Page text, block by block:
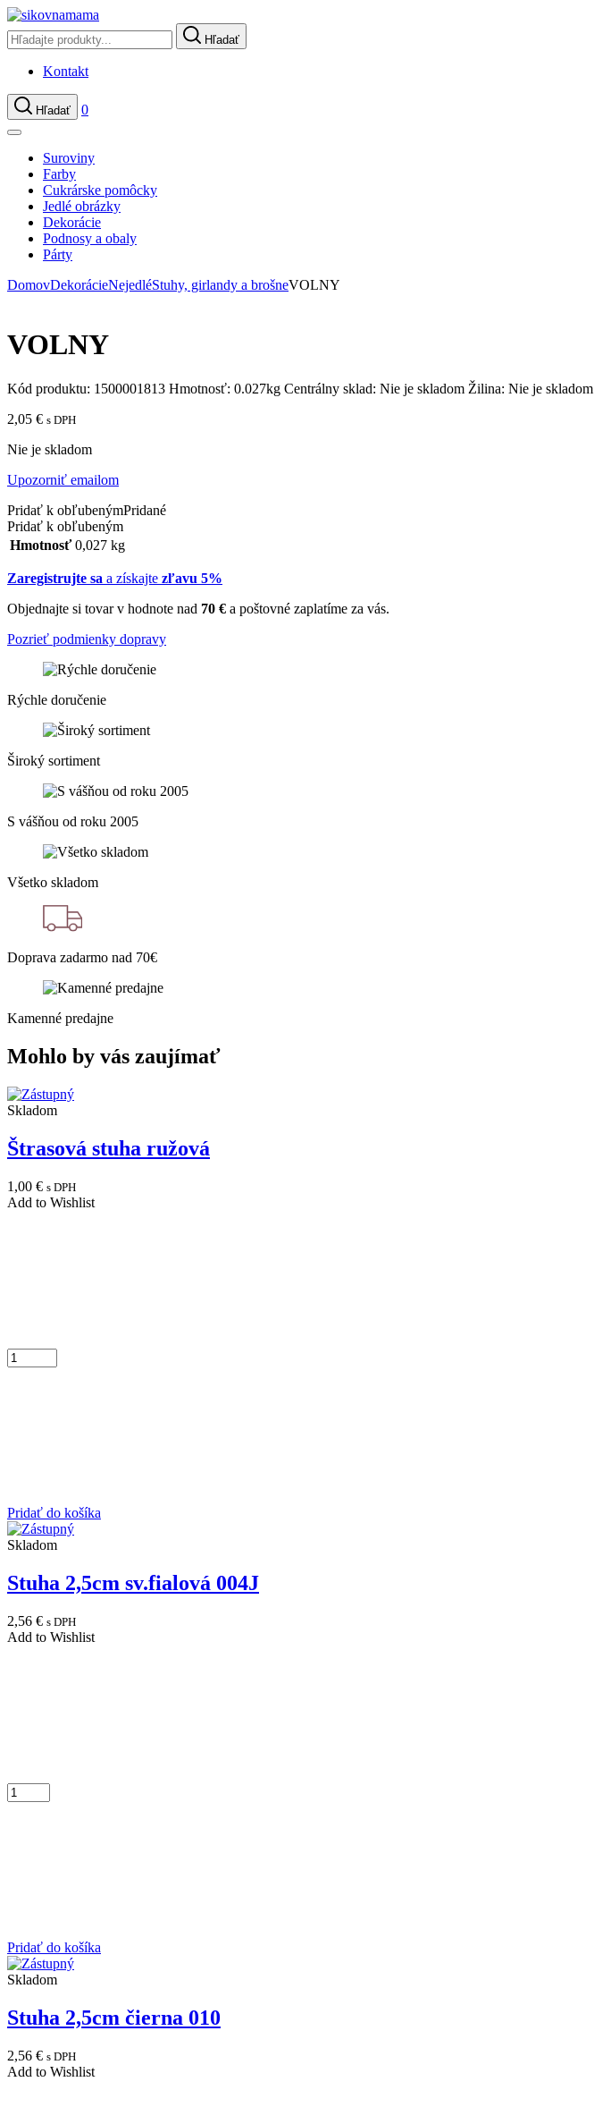
Hľadať
Kontakt
Hľadať 0
Suroviny
Farby
Cukrárske pomôcky
Jedlé obrázky
Dekorácie
Podnosy a obaly
Párty
DomovDekorácieNejedléStuhy, girlandy a brošneVOLNY
VOLNY
Kód produktu: 1500001813 Hmotnosť: 0.027kg Centrálny sklad: Nie je skladom Žilina: Nie je skladom
2,05 € s DPH
Nie je skladom
Upozorniť emailom
Pridať k obľubenýmPridané
Pridať k obľubeným
Hmotnosť 0,027 kg
Zaregistrujte sa a získajte zľavu 5%
Objednajte si tovar v hodnote nad 70 € a poštovné zaplatíme za vás.
Pozrieť podmienky dopravy
Rýchle doručenie
Široký sortiment
S vášňou od roku 2005
Všetko skladom
Doprava zadarmo nad 70€
Kamenné predajne
Mohlo by vás zaujímať
Skladom
Štrasová stuha ružová
1,00 € s DPH
Add to Wishlist
Pridať do košíka
Skladom
Stuha 2,5cm sv.fialová 004J
2,56 € s DPH
Add to Wishlist
Pridať do košíka
Skladom
Stuha 2,5cm čierna 010
2,56 € s DPH
Add to Wishlist